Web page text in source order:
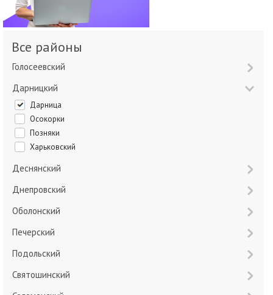
Все районы
Голосеевский
Дарницкий
Дарница
Осокорки
Позняки
Харьковский
Деснянский
Днепровский
Оболонский
Печерский
Подольский
Святошинский